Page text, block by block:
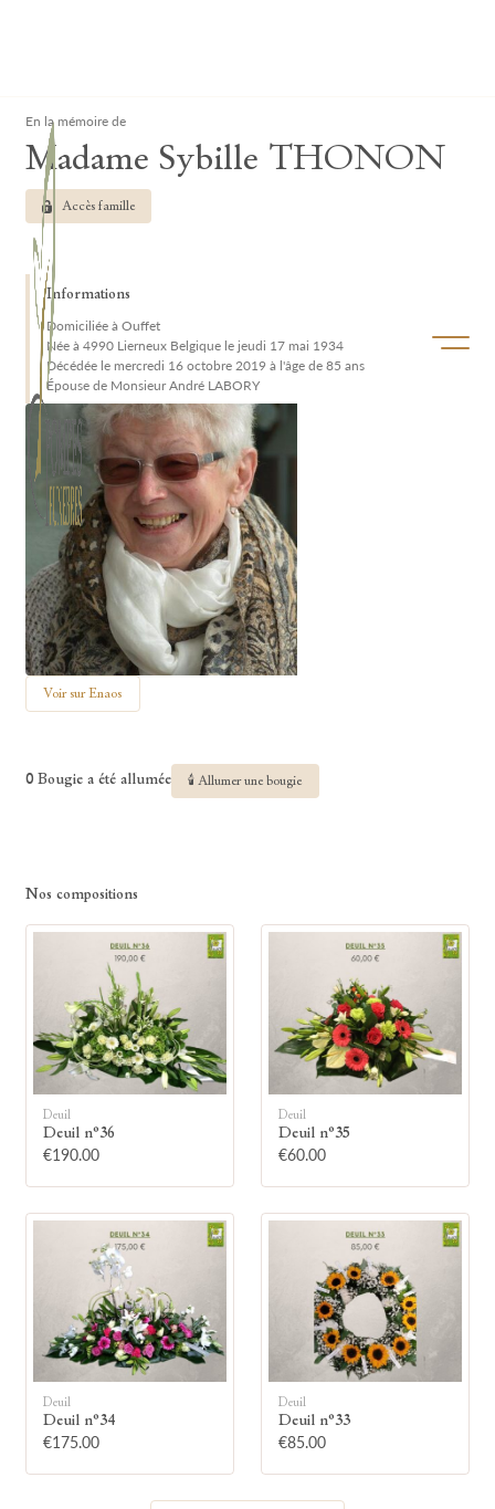
Ouvrir/
En la mémoire de
Madame Sybille THONON
Accès famille
Informations
Domiciliée à Ouffet
Née à 4990 Lierneux Belgique le jeudi 17 mai 1934
Décédée le mercredi 16 octobre 2019 à l'âge de 85 ans
Épouse de Monsieur André LABORY
Voir sur Enaos
0 Bougie a été allumée 🕯 Allumer une bougie
Allumez une bougie
Montrez votre soutien à la famille en
allumant symboliquement une bougie.
Votre prénom
Nos compositions
Deuil
Deuil n°36
€190.00
Deuil
Deuil n°35
€60.00
Deuil
Deuil n°34
€175.00
Deuil
Deuil n°33
€85.00